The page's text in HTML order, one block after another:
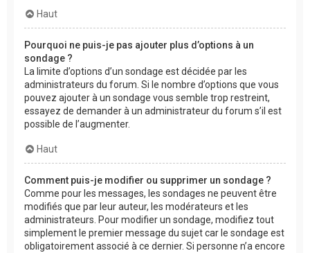
Haut
Pourquoi ne puis-je pas ajouter plus d’options à un
sondage ?
La limite d’options d’un sondage est décidée par les
administrateurs du forum. Si le nombre d’options que vous
pouvez ajouter à un sondage vous semble trop restreint,
essayez de demander à un administrateur du forum s’il est
possible de l’augmenter.
Haut
Comment puis-je modifier ou supprimer un sondage ?
Comme pour les messages, les sondages ne peuvent être
modifiés que par leur auteur, les modérateurs et les
administrateurs. Pour modifier un sondage, modifiez tout
simplement le premier message du sujet car le sondage est
obligatoirement associé à ce dernier. Si personne n’a encore